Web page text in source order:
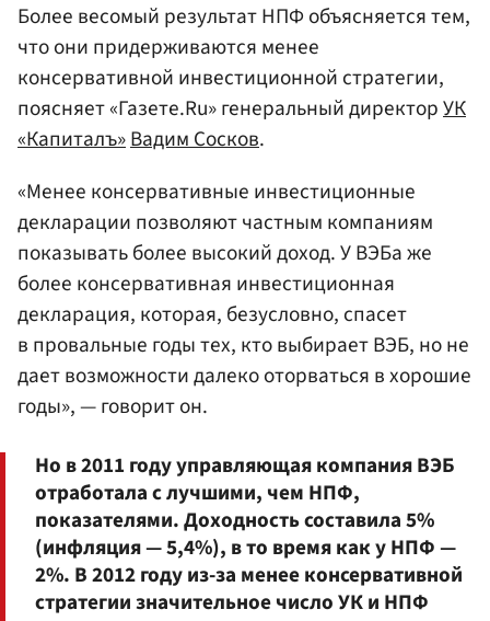
Более весомый результат НПФ объясняется тем,
что они придерживаются менее
консервативной инвестиционной стратегии,
поясняет «Газете.Ru» генеральный директорУК
«Капиталъ»Вадим Сосков.
«Менее консервативные инвестиционные
декларации позволяют частным компаниям
показывать более высокий доход. У ВЭБа же
более консервативная инвестиционная
декларация, которая, безусловно, спасет
в провальные годы тех, кто выбирает ВЭБ, но не
дает возможности далеко оторваться в хорошие
годы», — говорит он.
Но в 2011 году управляющая компания ВЭБ
отработала с лучшими, чем НПФ,
показателями. Доходность составила 5%
(инфляция — 5,4%), в то время как у НПФ —
2%. В 2012 году из-за менее консервативной
стратегии значительное число УК и НПФ